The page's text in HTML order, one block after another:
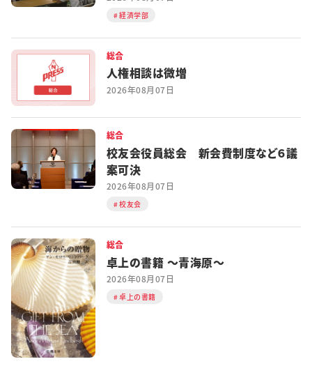
経済学部
総合
人権相談は微増
2026年08月07日
総合
校友会役員総会 新会費制度など６議
案可決
2026年08月07日
校友会
総合
卓上の書籍 ～青海原～
2026年08月07日
卓上の書籍